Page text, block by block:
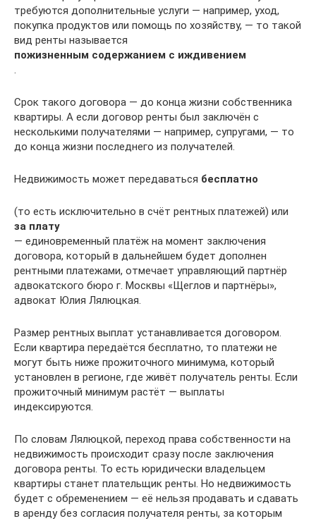
требуются дополнительные услуги — например, уход,
покупка продуктов или помощь по хозяйству, — то такой
вид ренты называется
пожизненным содержанием с иждивением
.
Срок такого договора — до конца жизни собственника
квартиры. А если договор ренты был заключён с
несколькими получателями — например, супругами, — то
до конца жизни последнего из получателей.
Недвижимость может передаваться бесплатно
(то есть исключительно в счёт рентных платежей) или
за плату
— единовременный платёж на момент заключения
договора, который в дальнейшем будет дополнен
рентными платежами, отмечает управляющий партнёр
адвокатского бюро г. Москвы «Щеглов и партнёры»,
адвокат Юлия Лялюцкая.
Размер рентных выплат устанавливается договором.
Если квартира передаётся бесплатно, то платежи не
могут быть ниже прожиточного минимума, который
установлен в регионе, где живёт получатель ренты. Если
прожиточный минимум растёт — выплаты
индексируются.
По словам Лялюцкой, переход права собственности на
недвижимость происходит сразу после заключения
договора ренты. То есть юридически владельцем
квартиры станет плательщик ренты. Но недвижимость
будет с обременением — её нельзя продавать и сдавать
в аренду без согласия получателя ренты, за которым